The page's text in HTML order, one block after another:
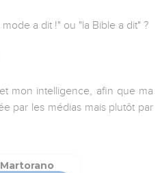
a dit !" ou "la Bible a dit" ?
mon intelligence, afin que ma
par les médias mais plutôt par